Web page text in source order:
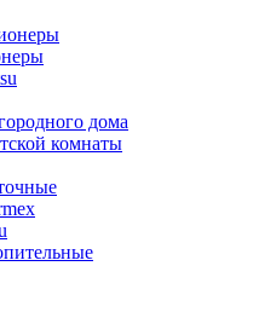
дома
комнаты